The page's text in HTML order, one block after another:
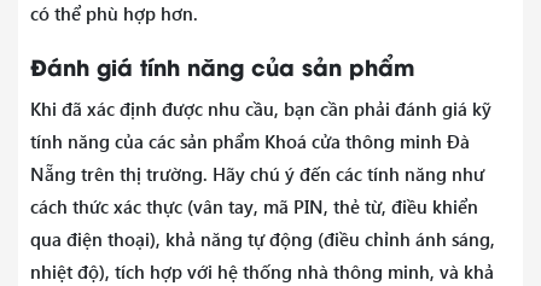
có thể phù hợp hơn.
Đánh giá tính năng của sản phẩm
Khi đã xác định được nhu cầu, bạn cần phải đánh giá kỹ
tính năng của các sản phẩm Khoá cửa thông minh Đà
Nẵng trên thị trường. Hãy chú ý đến các tính năng như
cách thức xác thực (vân tay, mã PIN, thẻ từ, điều khiển
qua điện thoại), khả năng tự động (điều chỉnh ánh sáng,
nhiệt độ), tích hợp với hệ thống nhà thông minh, và khả